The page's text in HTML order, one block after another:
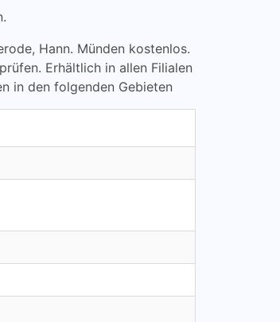
Hann. Münden kostenlos.
Erhältlich in allen Filialen
in den folgenden Gebieten